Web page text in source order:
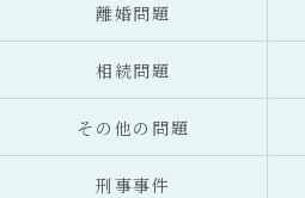
離婚問題
相続問題
その他の問題
刑事事件